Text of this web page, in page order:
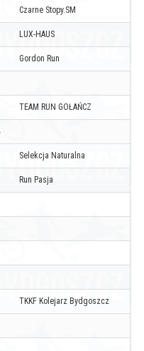
Czarne Stopy.SM
LUX-HAUS
Gordon Run
TEAM RUN GOŁAŃCZ
Selekcja Naturalna
Run Pasja
TKKF Kolejarz Bydgoszcz